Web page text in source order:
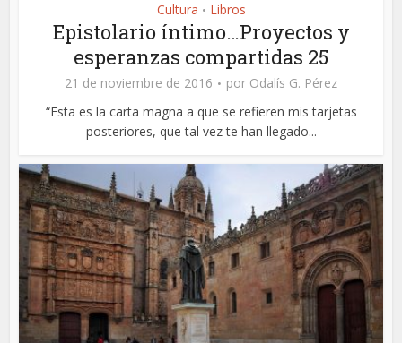
Cultura • Libros
Epistolario íntimo…Proyectos y
esperanzas compartidas 25
21 de noviembre de 2016 por Odalís G. Pérez
“Esta es la carta magna a que se refieren mis tarjetas
posteriores, que tal vez te han llegado...